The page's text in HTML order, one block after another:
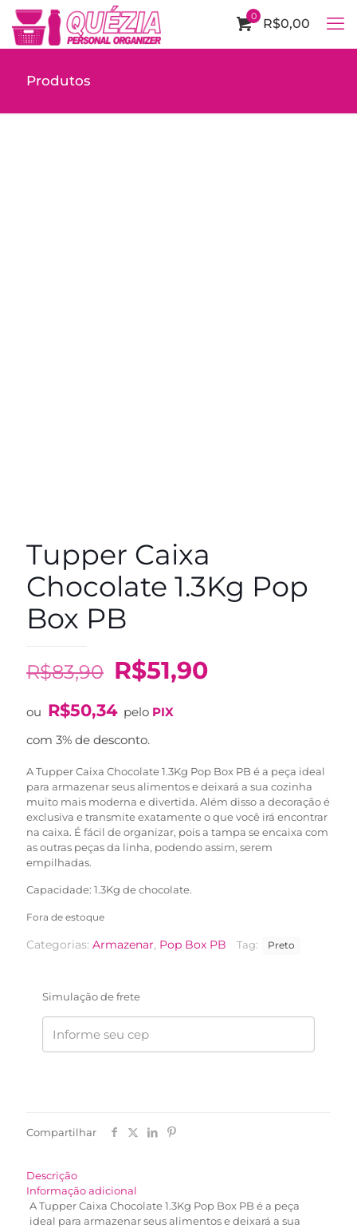
0 R$0,00
Produtos
Tupper Caixa
Chocolate 1.3Kg Pop
Box PB
R$83,90 O
original
era:
R$83,90.
R$51,90O
R$51,90.
ou R$50,34 pelo PIX
com 3% de desconto.
A Tupper Caixa Chocolate 1.3Kg Pop Box PB é a peça ideal
para armazenar seus alimentos e deixará a sua cozinha
muito mais moderna e divertida. Além disso a decoração é
exclusiva e transmite exatamente o que você irá encontrar
na caixa. É fácil de organizar, pois a tampa se encaixa com
as outras peças da linha, podendo assim, serem
empilhadas.
Capacidade: 1.3Kg de chocolate.
Fora de estoque
Categorias: Armazenar, Pop Box PB Tag: Preto
Simulação de frete
Compartilhar
Descrição
Informação adicional
A Tupper Caixa Chocolate 1.3Kg Pop Box PB é a peça
ideal para armazenar seus alimentos e deixará a sua